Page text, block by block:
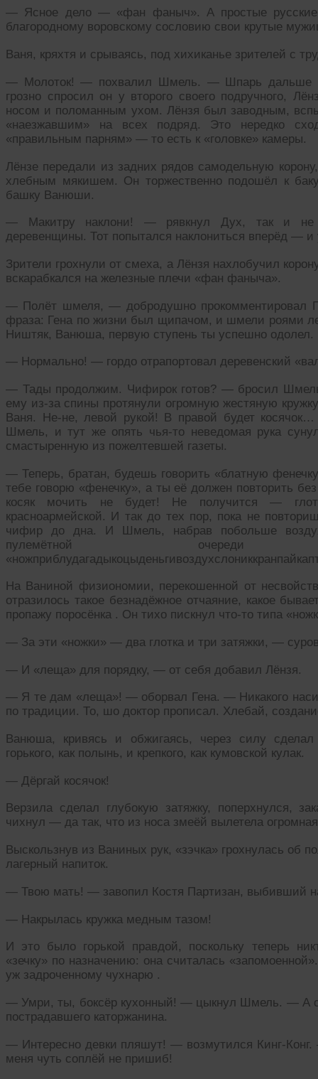
— Ясное дело — «фан фаныч». А простые русские
благородному воровскому сословию свои крутые
Ваня, кряхтя и срываясь, под хихиканье зрителей с
— Молоток! — похвалил Шмель. — Шпарь дальше
грозно спросил он у второго своего подручного,
носом и поломанным ухом. Лёнзя был заводным,
«наезжавшим» на всех подряд. Это нередко
«правильным парням» — то есть к «головке» камеры.
Лёнзе передали из задних рядов самодельную
хлебным мякишем. Он торжественно подошёл к
башку Ванюши.
— Макитру наклони! — рявкнул Дух, так и не
деревенщины. Тот попытался наклониться вперёд — и
Зрители грохнули от смеха, а Лёнзя нахлобучил
вскарабкался на железные плечи «фан фаныча».
— Полёт шмеля, — добродушно прокомментировал
фраза: Гена по жизни был щипачом, и шмели роями
Ништяк, Ванюша, первую ступень ты успешно одолел.
— Нормально! — гордо отрапортовал деревенский
— Тады продолжим. Чифирок готов? — бросил Шмель
ему из-за спины протянули огромную жестяную
Ваня. Не-не, левой рукой! В правой будет
Шмель, и тут же опять чья-то неведомая рука
смастыренную из пожелтевшей газеты.
— Теперь, братан, будешь говорить «блатную
тебе говорю «фенечку», а ты её должен повторить
косяк мочить не будет! Не получится —
красноармейской. И так до тех пор, пока не
чифир до дна. И Шмель, набрав побольше
пулемётной
На Ваниной физиономии, перекошенной от
отразилось такое безнадёжное отчаяние, какое
пропажу поросёнка . Он тихо пискнул что-то типа
— За эти «ножки» — два глотка и три затяжки, —
— И «леща» для порядку, — от себя добавил Лёнзя.
— Я те дам «леща»! — оборвал Гена. — Никакого
по традиции. То, шо доктор прописал. Хлебай,
Ванюша, кривясь и обжигаясь, через силу
горького, как полынь, и крепкого, как кумовской кулак.
— Дёргай косячок!
Верзила сделал глубокую затяжку, поперхнулся,
чихнул — да так, что из носа змеёй вылетела
Выскользнув из Ваниных рук, «зэчка» грохнулась об
лагерный напиток.
— Твою мать! — завопил Костя Партизан, выбивший
— Накрылась кружка медным тазом!
И это было горькой правдой, поскольку теперь
«зечку» по назначению: она считалась
уж задроченному чухнарю .
— Умри, ты, боксёр кухонный! — цыкнул Шмель. — А
пострадавшего каторжанина.
— Интересно девки пляшут! — возмутился Кинг-
меня чуть соплёй не пришиб!